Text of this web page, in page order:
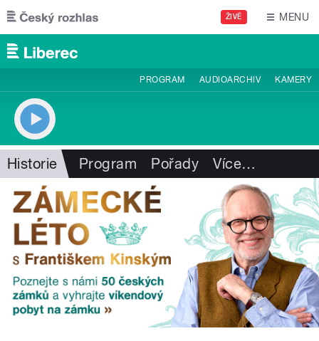
Přejít k hlavnímu obsahu
ŽIVĚ MENU
PROGRAM AUDIOARCHIV KAMERY
Historie Program Pořady Více…